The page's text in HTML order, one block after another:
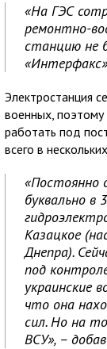
«На ГЭС
ремонтно-
станцию не
Электростанция
военных, поэтому
работать под
всего в
«Постоянно
буквально в
Казацкое
Днепра).
под
украинские
что она
сил. Но на
ВСУ», –